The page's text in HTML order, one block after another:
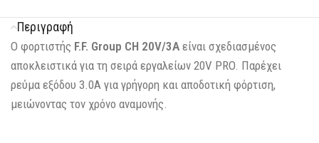
Περιγραφή
Ο φορτιστής F.F. Group CH 20V/3A είναι σχεδιασμένος
αποκλειστικά για τη σειρά εργαλείων 20V PRO. Παρέχει
ρεύμα εξόδου 3.0A για γρήγορη και αποδοτική φόρτιση,
μειώνοντας τον χρόνο αναμονής.